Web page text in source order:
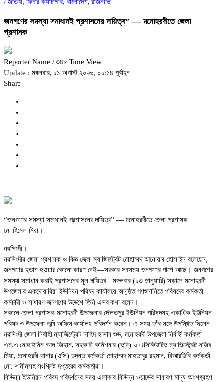
/ জাতীয়, ফিচার ক্যাটাগরি, বাংলাদেশ, রাজনীতি
জনগণের সমস্যা সমাধানই প্রশাসনের দায়িত্ব” — মনোহরদীতে জেলা
প্রশাসক
Reporter Name / ৩৪৮ Time View
Update : মঙ্গলবার, ১১ অগাস্ট ২০২৬, ০১:১৪ পূর্বাহ্ন
Share
“জনগণের সমস্যা সমাধানই প্রশাসনের দায়িত্ব” — মনোহরদীতে জেলা প্রশাসক
মো হিমেল মিয়া।
নরসিংদী।
নরসিংদীর জেলা প্রশাসক ও বিজ্ঞ জেলা ম্যাজিস্ট্রেট মোহাম্মদ আনোয়ার হোসাইন বলেছেন,
জনগণের হতাশ হওয়ার কোনো কারণ নেই—সরকার সবসময় জনগণের পাশে আছে। জনগণের
সমস্যা সমাধান করাই প্রশাসনের মূল দায়িত্ব। মঙ্গলবার (১৩ জানুয়ারি) সকালে মনোহরদী
উপজেলার একদোয়ারিয়া ইউনিয়ন পরিষদ কার্যালয়ে অনুষ্ঠিত গণশুনানিতে পরিষদের কর্মকর্তা-
কর্মচারী ও সাধারণ জনগণের উদ্দেশে তিনি এসব কথা বলেন।
সকালে জেলা প্রশাসক মনোহরদী উপজেলার দৌলতপুর ইউনিয়ন পরিষদসহ একাধিক ইউনিয়ন
পরিষদ ও উপজেলা ভূমি অফিস কার্যালয় পরিদর্শন করেন। এ সময় তাঁর সঙ্গে উপস্থিত ছিলেন
নরসিংদী জেলা নির্বাহী ম্যাজিস্ট্রেট নাহিদ হাসান শুভ, মনোহরদী উপজেলা নির্বাহী কর্মকর্তা
এম.এ মোহাইমিন আল জিহান, সহকারী কমিশনার (ভূমি) ও এক্সিকিউটিভ ম্যাজিস্ট্রেট সজিব
মিয়া, মনোহরদী থানার (ওসি) তদন্ত কর্মকর্তা মোহাম্মদ মাহতাবুর রহমান, বিআরডিবি কর্মকর্তা
মো. শামীমসহ সংশ্লিষ্ট দপ্তরের কর্মকর্তারা।
বিভিন্ন ইউনিয়ন পরিষদ পরিদর্শনের সময় এলাকার বিভিন্ন ওয়ার্ডের সাধারণ মানুষ অংশগ্রহণ